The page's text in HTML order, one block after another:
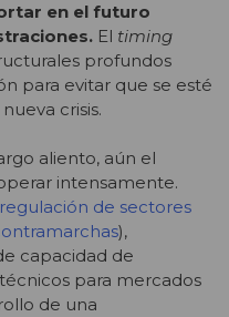
en el futuro
El timing
profundos
para evitar que se esté
crisis.
aliento, aún el
intensamente.
de sectores
),
capacidad de
para mercados
de una